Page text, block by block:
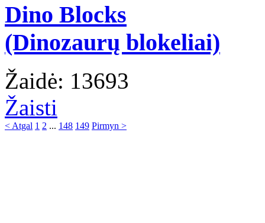
Dino Blocks
(Dinozaurų blokeliai)
Žaidė: 13693
Žaisti
< Atgal 1 2 ... 148 149 Pirmyn >